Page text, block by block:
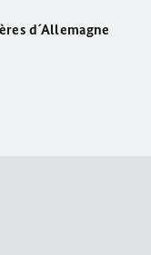
d´Allemagne